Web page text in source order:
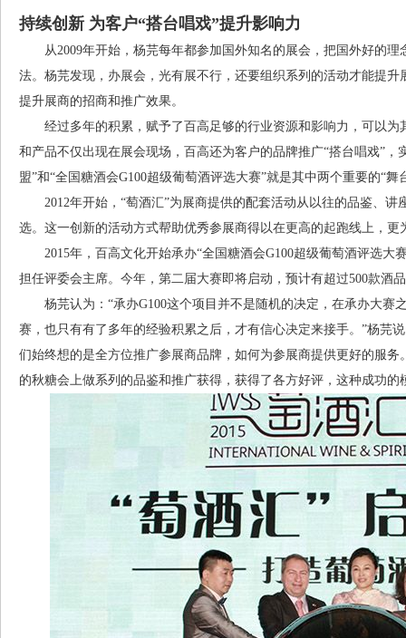
持续创新 为客户“搭台唱戏”提升影响力
从2009年开始，杨芫每年都参加国外知名的展会，把国外好的理
法。杨芫发现，办展会，光有展不行，还要组织系列的活动才能提
提升展商的招商和推广效果。
经过多年的积累，赋予了百高足够的行业资源和影响力，可以为
和产品不仅出现在展会现场，百高还为客户的品牌推广“搭台唱戏”，
盟”和“全国糖酒会G100超级葡萄酒评选大赛”就是其中两个重要的“舞
2012年开始，“萄酒汇”为展商提供的配套活动从以往的品鉴、讲
选。这一创新的活动方式帮助优秀参展商得以在更高的起跑线上，
2015年，百高文化开始承办“全国糖酒会G100超级葡萄酒评选大
担任评委会主席。今年，第二届大赛即将启动，预计有超过500款酒
杨芫认为：“承办G100这个项目并不是随机的决定，在承办大赛
赛，也只有有了多年的经验积累之后，才有信心决定来接手。”杨芫
们始终想的是全方位推广参展商品牌，如何为参展商提供更好的服务
的秋糖会上做系列的品鉴和推广获得，获得了各方好评，这种成功